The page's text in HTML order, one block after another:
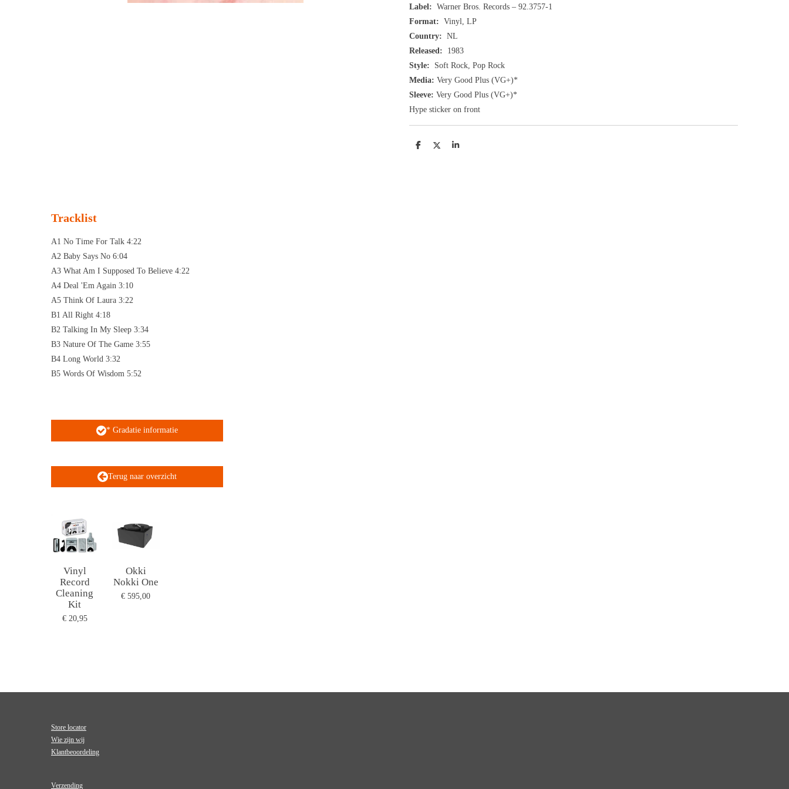
Label: Warner Bros. Records ‎– 92.3757-1
Format: Vinyl, LP
Country: NL
Released: 1983
Style: Soft Rock, Pop Rock
Media: Very Good Plus (VG+)*
Sleeve: Very Good Plus (VG+)*
Hype sticker on front
D
D
S
Tracklist
A1 No Time For Talk 4:22
A2 Baby Says No 6:04
A3 What Am I Supposed To Believe 4:22
A4 Deal 'Em Again 3:10
A5 Think Of Laura 3:22
B1 All Right 4:18
B2 Talking In My Sleep 3:34
B3 Nature Of The Game 3:55
B4 Long World 3:32
B5 Words Of Wisdom 5:52
* Gradatie informatie
Terug naar overzicht
Vinyl
Record
Cleaning
Kit
€ 20,95
Okki
Nokki One
€ 595,00
Store locator
Wie zijn wij
Klantbeoordeling
Verzending